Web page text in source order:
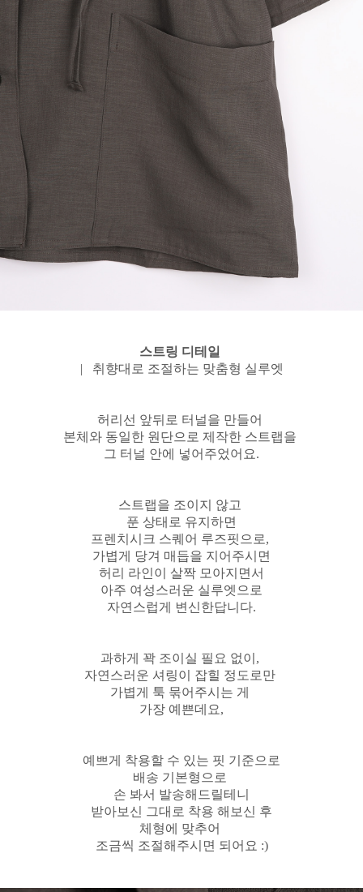
스트링 디테일
| 취향대로 조절하는 맞춤형 실루엣
허리선 앞뒤로 터널을 만들어
본체와 동일한 원단으로 제작한 스트랩을
그 터널 안에 넣어주었어요.
스트랩을 조이지 않고
푼 상태로 유지하면
프렌치시크 스퀘어 루즈핏으로,
가볍게 당겨 매듭을 지어주시면
허리 라인이 살짝 모아지면서
아주 여성스러운 실루엣으로
자연스럽게 변신한답니다.
과하게 꽉 조이실 필요 없이,
자연스러운 셔링이 잡힐 정도로만
가볍게 툭 묶어주시는 게
가장 예쁜데요,
예쁘게 착용할 수 있는 핏 기준으로
배송 기본형으로
손 봐서 발송해드릴테니
받아보신 그대로 착용 해보신 후
체형에 맞추어
조금씩 조절해주시면 되어요 :)